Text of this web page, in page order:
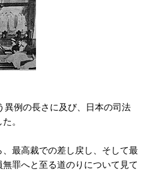
例の長さに及び、
日本の司法
。
最高裁での差し戻し、そして最
罪へと至る道のりについて見て